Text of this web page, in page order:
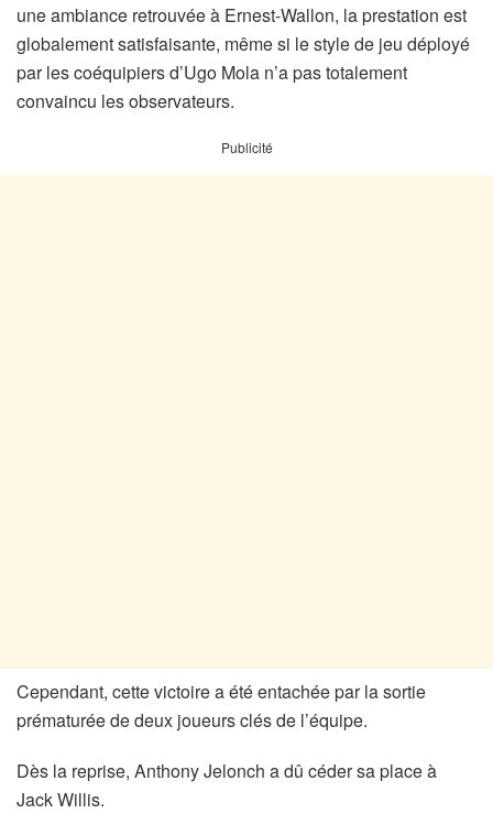
une ambiance retrouvée à Ernest-Wallon, la prestation est
globalement satisfaisante, même si le style de jeu déployé
par les coéquipiers d’Ugo Mola n’a pas totalement
convaincu les observateurs.
Publicité
Cependant, cette victoire a été entachée par la sortie
prématurée de deux joueurs clés de l’équipe.
Dès la reprise, Anthony Jelonch a dû céder sa place à
Jack Willis.